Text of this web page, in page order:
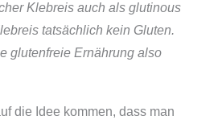
Klebreis auch als glutinous
tatsächlich kein Gluten.
glutenfreie Ernährung also
die Idee kommen, dass man